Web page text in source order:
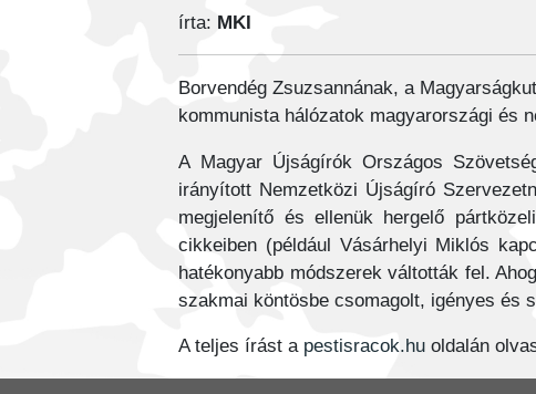
írta: MKI
Borvendég Zsuzsannának, a
kommunista hálózatok magyarországi és
A Magyar Újságírók Országos
irányított Nemzetközi Újságíró
megjelenítő és ellenük hergelő
cikkeiben (például Vásárhelyi Miklós
hatékonyabb módszerek váltották fel.
szakmai köntösbe csomagolt, igényes és
A teljes írást a pestisracok.hu oldalán